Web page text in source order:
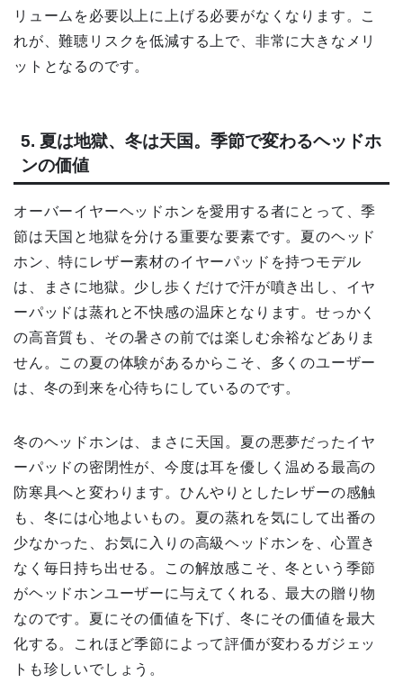
リュームを必要以上に上げる必要がなくなります。こ
れが、難聴リスクを低減する上で、非常に大きなメリ
ットとなるのです。
5. 夏は地獄、冬は天国。季節で変わるヘッドホ
ンの価値
オーバーイヤーヘッドホンを愛用する者にとって、季
節は天国と地獄を分ける重要な要素です。夏のヘッド
ホン、特にレザー素材のイヤーパッドを持つモデル
は、まさに地獄。少し歩くだけで汗が噴き出し、イヤ
ーパッドは蒸れと不快感の温床となります。せっかく
の高音質も、その暑さの前では楽しむ余裕などありま
せん。この夏の体験があるからこそ、多くのユーザー
は、冬の到来を心待ちにしているのです。
冬のヘッドホンは、まさに天国。夏の悪夢だったイヤ
ーパッドの密閉性が、今度は耳を優しく温める最高の
防寒具へと変わります。ひんやりとしたレザーの感触
も、冬には心地よいもの。夏の蒸れを気にして出番の
少なかった、お気に入りの高級ヘッドホンを、心置き
なく毎日持ち出せる。この解放感こそ、冬という季節
がヘッドホンユーザーに与えてくれる、最大の贈り物
なのです。夏にその価値を下げ、冬にその価値を最大
化する。これほど季節によって評価が変わるガジェッ
トも珍しいでしょう。